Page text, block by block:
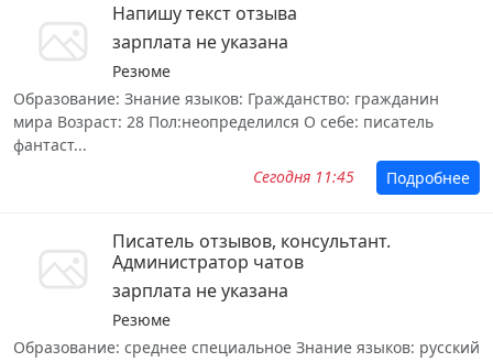
Напишу текст отзыва
зарплата не указана
Резюме
Образование: Знание языков: Гражданство: гражданин
мира Возраст: 28 Пол:неопределился О себе: писатель
фантаст...
Сегодня 11:45
Подробнее
Писатель отзывов, консультант.
Администратор чатов
зарплата не указана
Резюме
Образование: среднее специальное Знание языков: русский